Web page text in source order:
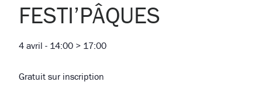
FESTI’PÂQUES
4 avril - 14:00 > 17:00
Gratuit sur inscription